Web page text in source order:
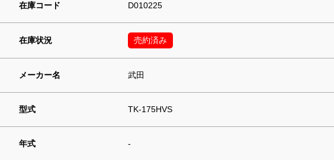
在庫コード D010225
在庫状況 売約済み
メーカー名 武田
型式 TK-175HVS
年式 -